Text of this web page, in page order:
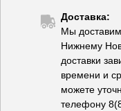
Доставка:
Мы
Нижнему
доставки
времени и
можете
телефону